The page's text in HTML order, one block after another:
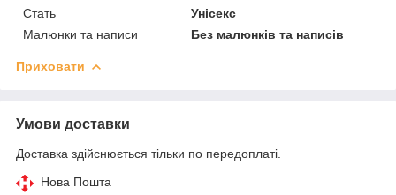
Стать
Унісекс
Малюнки та написи
Без малюнків та написів
Приховати
Умови доставки
Доставка здійснюється тільки по передоплаті.
Нова Пошта